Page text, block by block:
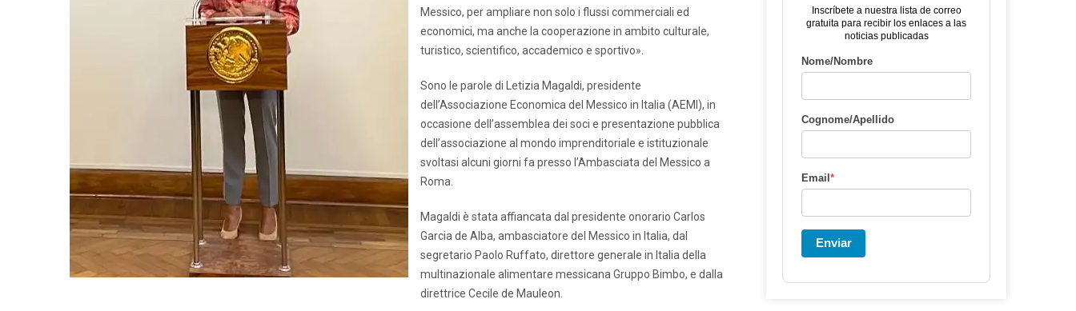
Messico, per ampliare non solo i flussi commerciali ed
economici, ma anche la cooperazione in ambito culturale,
turistico, scientifico, accademico e sportivo».
Sono le parole di Letizia Magaldi, presidente
dell’Associazione Economica del Messico in Italia (AEMI), in
occasione dell’assemblea dei soci e presentazione pubblica
dell’associazione al mondo imprenditoriale e istituzionale
svoltasi alcuni giorni fa presso l’Ambasciata del Messico a
Roma.
Magaldi è stata affiancata dal presidente onorario Carlos
Garcia de Alba, ambasciatore del Messico in Italia, dal
segretario Paolo Ruffato, direttore generale in Italia della
multinazionale alimentare messicana Gruppo Bimbo, e dalla
direttrice Cecile de Mauleon.
Inscríbete a nuestra lista de correo
gratuita para recibir los enlaces a las
noticias publicadas
Nome/Nombre
Cognome/Apellido
Email *
Enviar